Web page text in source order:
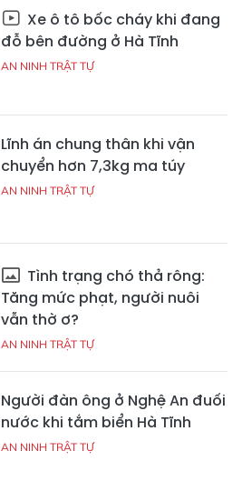
Xe ô tô bốc cháy khi đang
đỗ bên đường ở Hà Tĩnh
AN NINH TRẬT TỰ
Lĩnh án chung thân khi vận
chuyển hơn 7,3kg ma túy
AN NINH TRẬT TỰ
Tình trạng chó thả rông:
Tăng mức phạt, người nuôi
vẫn thờ ơ?
AN NINH TRẬT TỰ
Người đàn ông ở Nghệ An đuối
nước khi tắm biển Hà Tĩnh
AN NINH TRẬT TỰ